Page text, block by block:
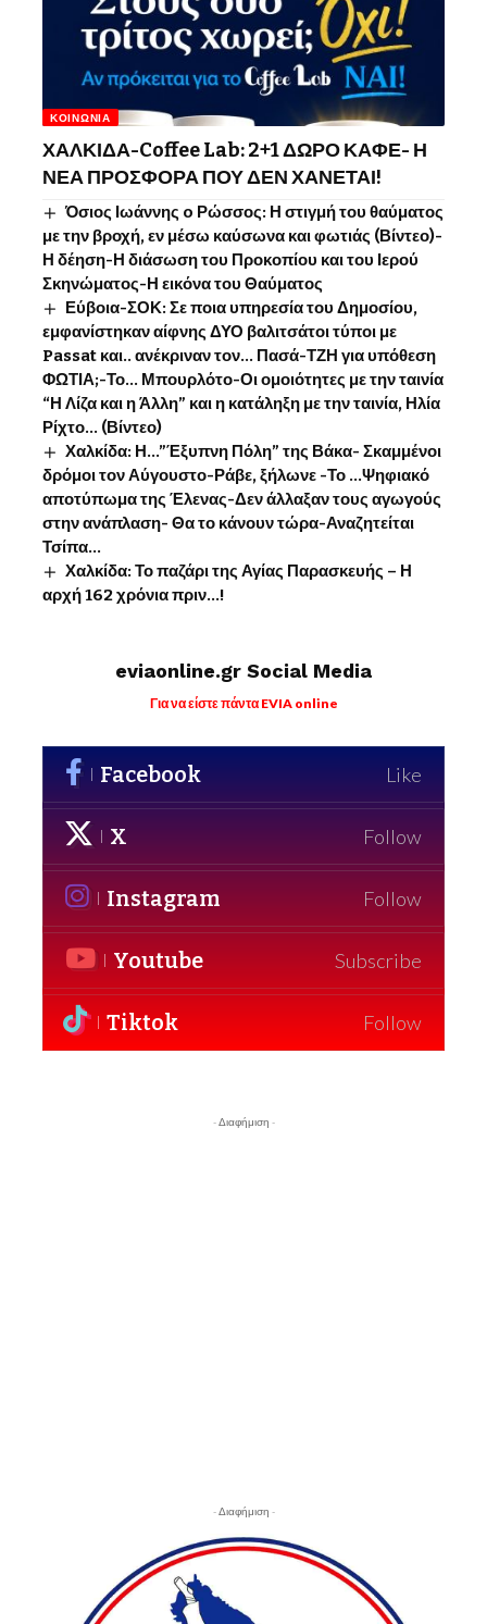
ΚΟΙΝΩΝΊΑ
ΧΑΛΚΙΔΑ-Coffee Lab: 2+1 ΔΩΡΟ ΚΑΦΕ- Η
ΝΕΑ ΠΡΟΣΦΟΡΑ ΠΟΥ ΔΕΝ ΧΑΝΕΤΑΙ!
Όσιος Ιωάννης o Ρώσσος: Η στιγμή του θαύματος
με την βροχή, εν μέσω καύσωνα και φωτιάς (Βίντεο)-
Η δέηση-Η διάσωση του Προκοπίου και του Ιερού
Σκηνώματος-Η εικόνα του Θαύματος
Εύβοια-ΣΟΚ: Σε ποια υπηρεσία του Δημοσίου,
εμφανίστηκαν αίφνης ΔΥΟ βαλιτσάτοι τύποι με
Passat και.. ανέκριναν τον… Πασά-ΤΖΗ για υπόθεση
ΦΩΤΙΑ;-Το… Μπουρλότο-Οι ομοιότητες με την ταινία
“Η Λίζα και η Άλλη” και η κατάληξη με την ταινία, Ηλία
Ρίχτο… (Βίντεο)
Χαλκίδα: Η…”Έξυπνη Πόλη” της Βάκα- Σκαμμένοι
δρόμοι τον Αύγουστο-Ράβε, ξήλωνε -Το …Ψηφιακό
αποτύπωμα της Έλενας-Δεν άλλαξαν τους αγωγούς
στην ανάπλαση- Θα το κάνουν τώρα-Αναζητείται
Τσίπα…
Χαλκίδα: Το παζάρι της Αγίας Παρασκευής – Η
αρχή 162 χρόνια πριν…!
eviaonline.gr Social Media
Για να είστε πάντα EVIA online
Facebook Like
X Follow
Instagram Follow
Youtube Subscribe
Tiktok Follow
- Διαφήμιση -
- Διαφήμιση -